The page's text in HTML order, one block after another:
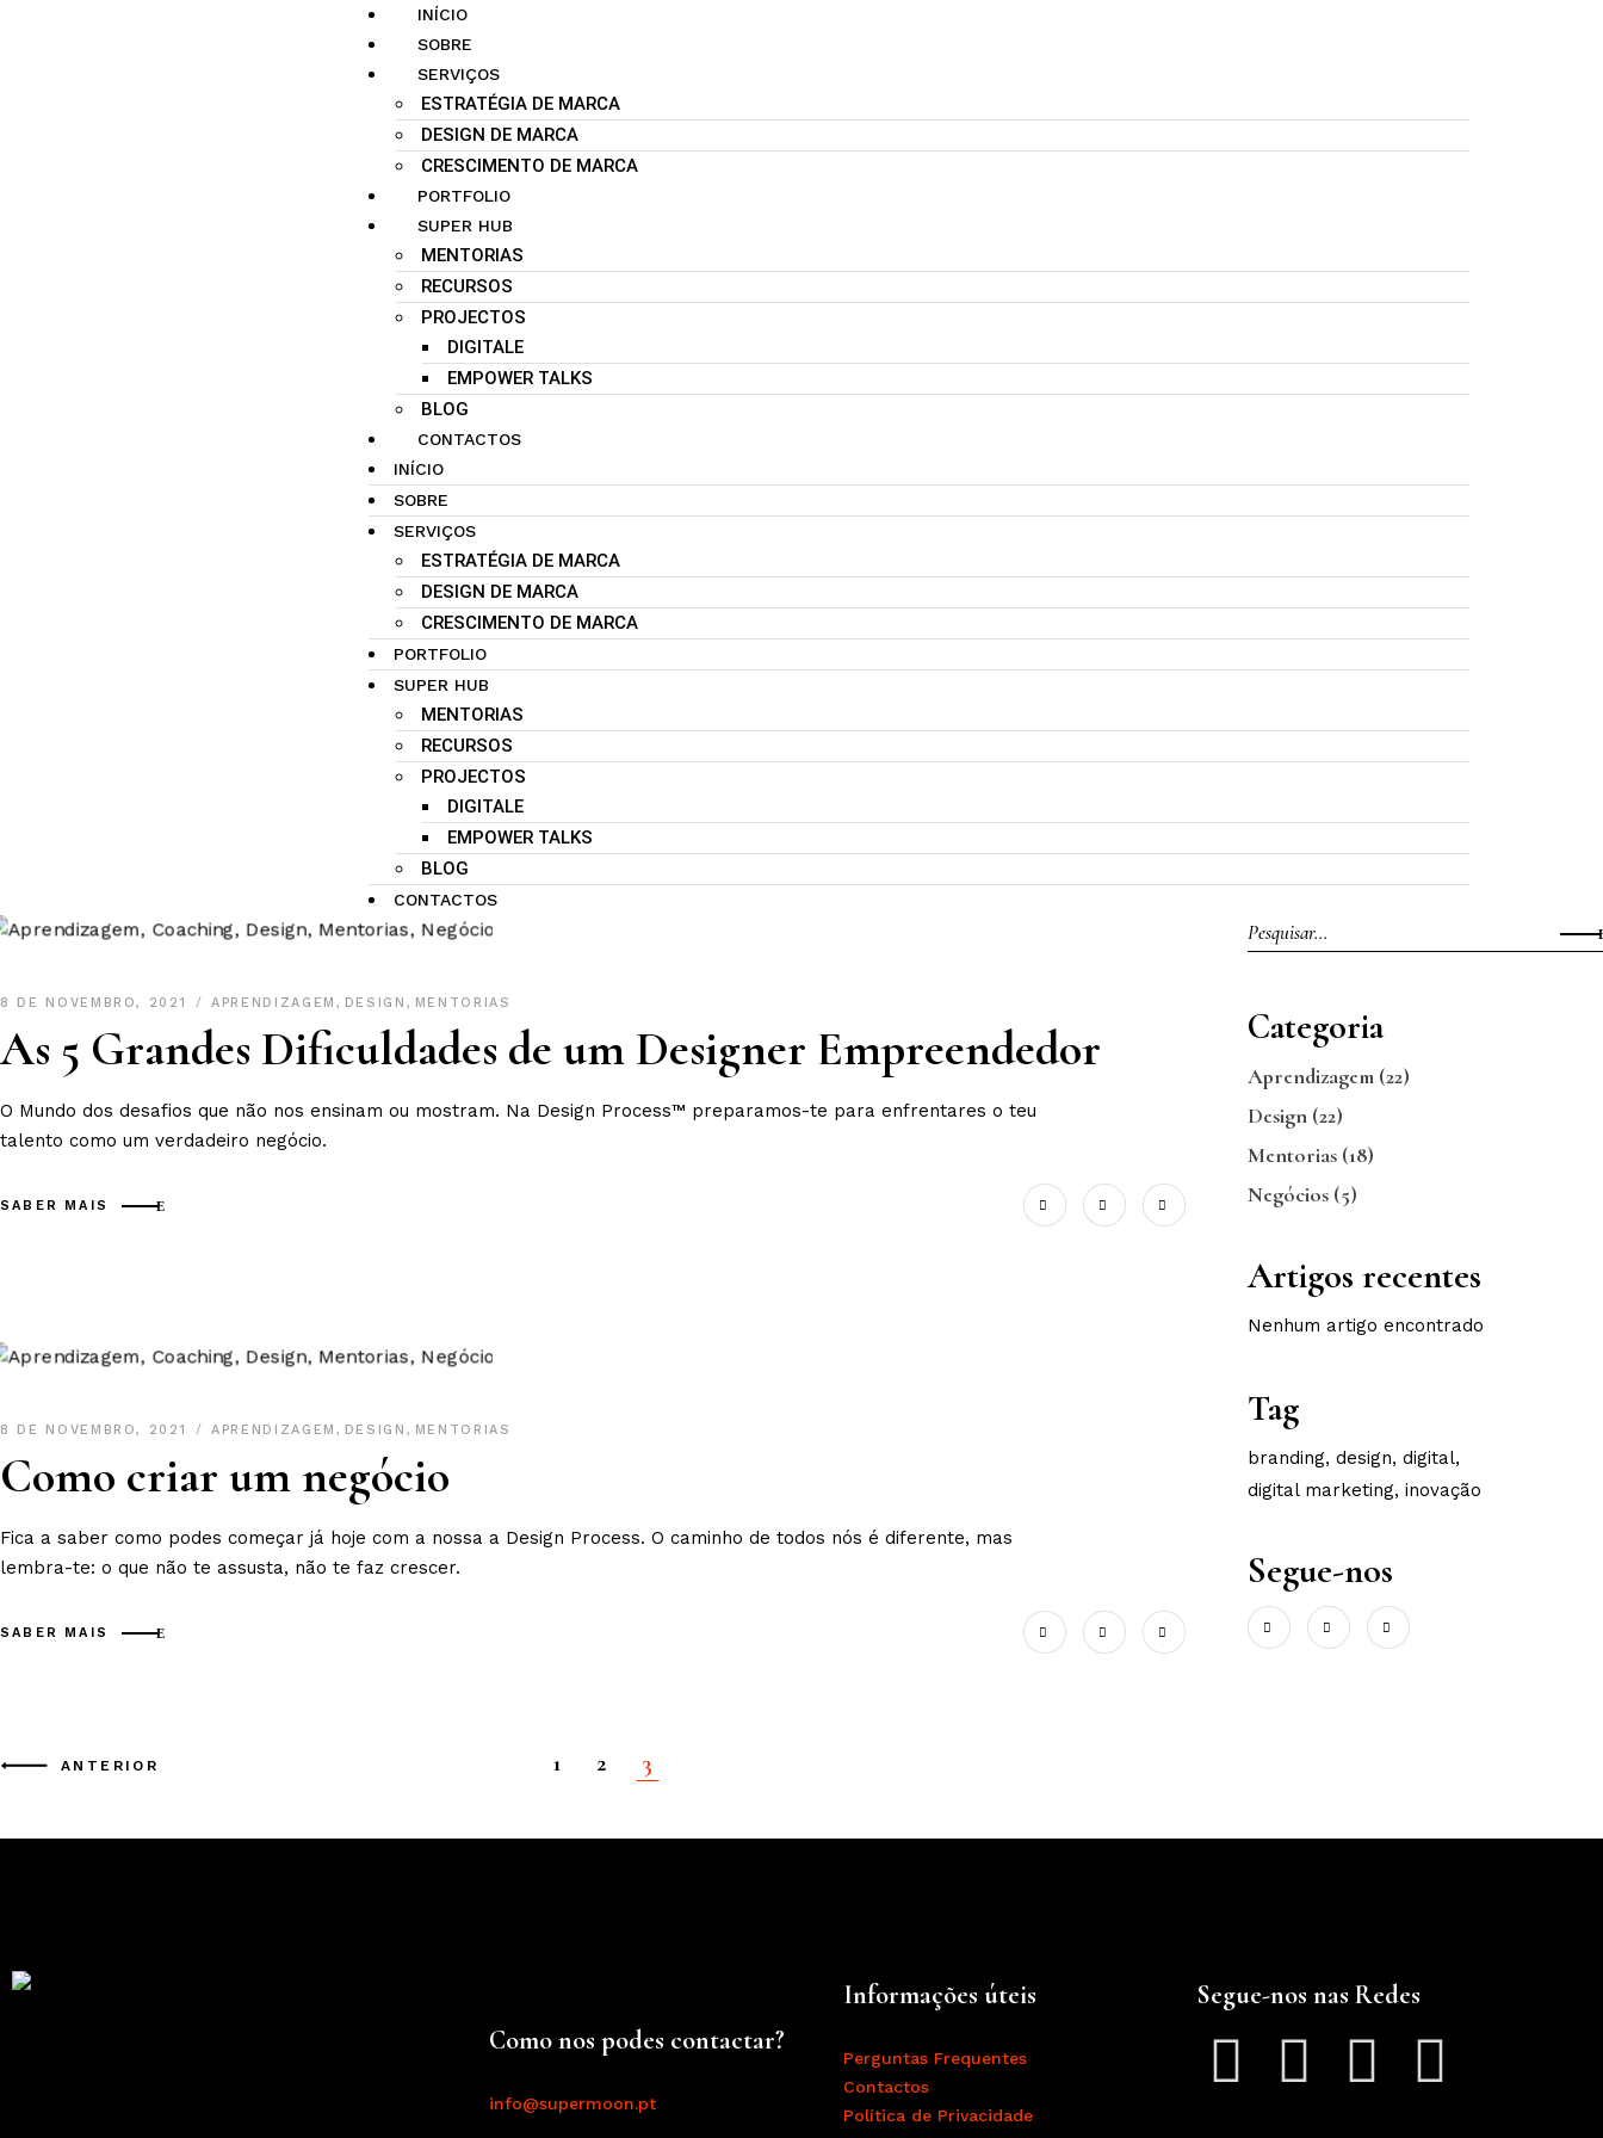
INÍCIO
SOBRE
SERVIÇOS
ESTRATÉGIA DE MARCA
DESIGN DE MARCA
CRESCIMENTO DE MARCA
PORTFOLIO
SUPER HUB
MENTORIAS
RECURSOS
PROJECTOS
DIGITALE
EMPOWER TALKS
BLOG
CONTACTOS
INÍCIO
SOBRE
SERVIÇOS
ESTRATÉGIA DE MARCA
DESIGN DE MARCA
CRESCIMENTO DE MARCA
PORTFOLIO
SUPER HUB
MENTORIAS
RECURSOS
PROJECTOS
DIGITALE
EMPOWER TALKS
BLOG
CONTACTOS
8 DE NOVEMBRO, 2021 APRENDIZAGEM , DESIGN , MENTORIAS
As 5 Grandes Dificuldades de um Designer Empreendedor
O Mundo dos desafios que não nos ensinam ou mostram. Na Design Process™ preparamos-te para enfrentares o teu
talento como um verdadeiro negócio.
SABER MAIS
8 DE NOVEMBRO, 2021 APRENDIZAGEM , DESIGN , MENTORIAS
Como criar um negócio
Fica a saber como podes começar já hoje com a nossa a Design Process. O caminho de todos nós é diferente, mas
lembra-te: o que não te assusta, não te faz crescer.
SABER MAIS
ANTERIOR 1 2 3
Categoria
Aprendizagem(22)
Design(22)
Mentorias(18)
Negócios(5)
Artigos recentes
Nenhum artigo encontrado
Tag
branding design digital
digital marketing inovação
Segue-nos
Como nos podes contactar?
info@supermoon.pt
Informações úteis
Perguntas Frequentes
Contactos
Política de Privacidade
Segue-nos nas Redes